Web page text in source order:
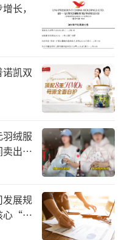
生科技指数今日表
宽基指数。恒生科
恒生指数的2.52%，
（2.66%）和科创50
赢纳斯达克指数的0.
长，
凯双
绒服
出超
发展规
心“痛